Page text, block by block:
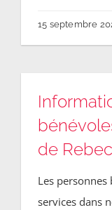
15 septembre
de
Les
services dans